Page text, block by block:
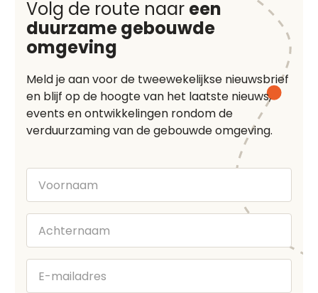
Volg de route naar een
duurzame gebouwde
omgeving
Meld je aan voor de tweewekelijkse nieuwsbrief
en blijf op de hoogte van het laatste nieuws,
events en ontwikkelingen rondom de
verduurzaming van de gebouwde omgeving.
Voornaam
Achternaam
E-
mailadres